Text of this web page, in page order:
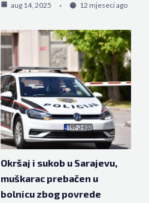
aug 14, 2025 12 mjeseci ago
Okršaj i sukob u Sarajevu,
muškarac prebačen u
bolnicu zbog povrede